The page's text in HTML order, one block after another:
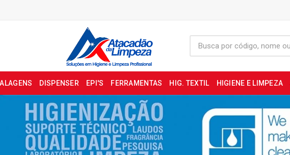
DISPENSER EPI'S FERRAMENTAS HIG. TEXTIL HIGIENE E LIMPEZA